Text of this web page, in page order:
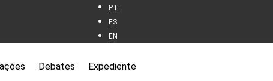
PT
ES
EN
Debates Expediente